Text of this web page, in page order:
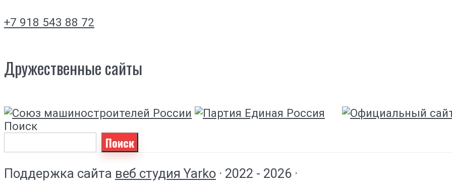
+7 918 543 88 72
Дружественные сайты
Поиск
Поиск
Поддержка сайта веб студия Yarko · 2022 - 2026 ·